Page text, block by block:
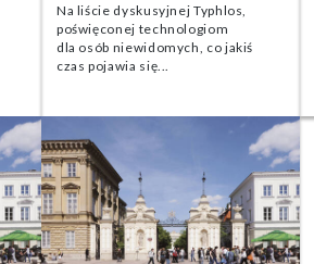
Na liście dyskusyjnej Typhlos,
poświęconej technologiom
dla osób niewidomych, co jakiś
czas pojawia się...